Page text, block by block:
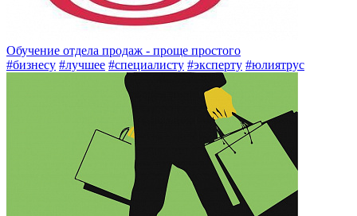
Обучение отдела продаж - проще простого
#бизнесу #лучшее #специалисту #эксперту #юлиятрус